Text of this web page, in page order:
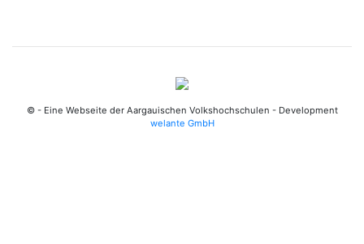
© - Eine Webseite der Aargauischen Volkshochschulen - Development
welante GmbH